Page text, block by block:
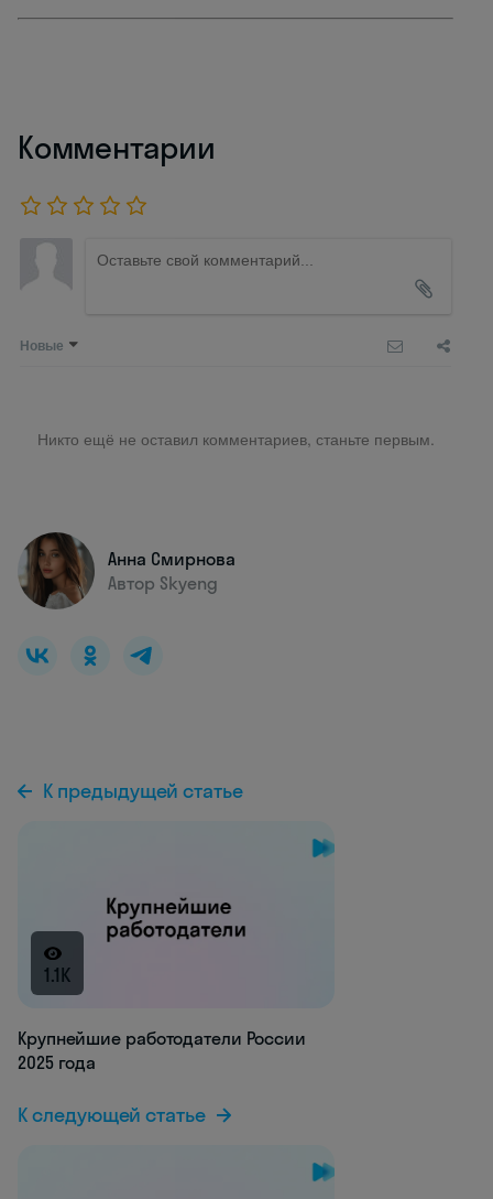
Комментарии
Новые
Никто ещё не оставил комментариев, станьте первым.
Анна Смирнова
Автор Skyeng
К предыдущей статье
1.1K
Крупнейшие работодатели России
2025 года
К следующей статье